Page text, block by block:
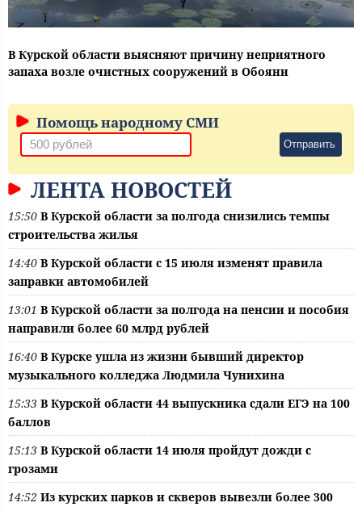
В Курской области выясняют причину неприятного
запаха возле очистных сооружений в Обояни
Помощь народному СМИ
Отправить
ЛЕНТА НОВОСТЕЙ
15:50 В Курской области за полгода снизились темпы
строительства жилья
14:40 В Курской области с 15 июля изменят правила
заправки автомобилей
13:01 В Курской области за полгода на пенсии и пособия
направили более 60 млрд рублей
16:40 В Курске ушла из жизни бывший директор
музыкального колледжа Людмила Чунихина
15:33 В Курской области 44 выпускника сдали ЕГЭ на 100
баллов
15:13 В Курской области 14 июля пройдут дожди с
грозами
14:52 Из курских парков и скверов вывезли более 300